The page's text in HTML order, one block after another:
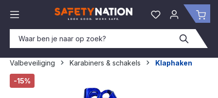
Je hebt 0 items
Valbeveiliging Karabiners & schakels
Klaphaken
Afbeeldingengalerij overslaan
-15%